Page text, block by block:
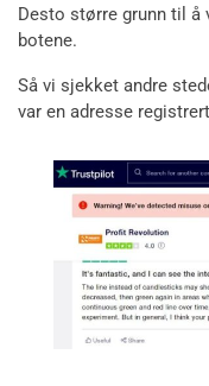
Desto større grunn til
botene.
Så vi sjekket andre
var en adresse